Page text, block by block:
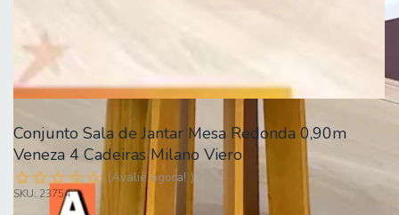
Conjunto Sala de Jantar Mesa Redonda 0,90m
Veneza 4 Cadeiras Milano Viero
Avalie agora!
SKU: 23754